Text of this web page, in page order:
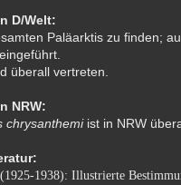
D/Welt:
Paläarktis zu finden;
überall vertreten.
NRW:
chrysanthemiist in NRW
1938): Illustrierte